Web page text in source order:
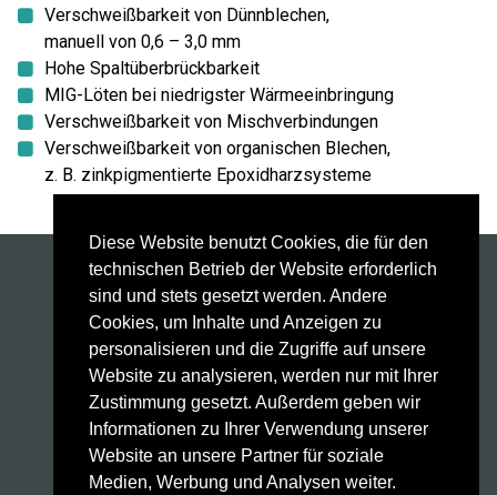
Diese Website benutzt Cookies, die für den
technischen Betrieb der Website erforderlich
sind und stets gesetzt werden. Andere
Cookies, um Inhalte und Anzeigen zu
personalisieren und die Zugriffe auf unsere
Website zu analysieren, werden nur mit Ihrer
Zustimmung gesetzt. Außerdem geben wir
Informationen zu Ihrer Verwendung unserer
Website an unsere Partner für soziale
Medien, Werbung und Analysen weiter.
Verschweißbarkeit von Dünnblechen,
manuell von 0,6 – 3,0 mm
Hohe Spaltüberbrückbarkeit
MIG-Löten bei niedrigster Wärmeeinbringung
Verschweißbarkeit von Mischverbindungen
Verschweißbarkeit von organischen Blechen,
z. B. zinkpigmentierte Epoxidharzsysteme
Schweißanlagen
Schweißbrenner
Automatisierung
Weld Factory®
Laser Sensor
HighPULSE RS Serie
Technologie
Service
Kontakt